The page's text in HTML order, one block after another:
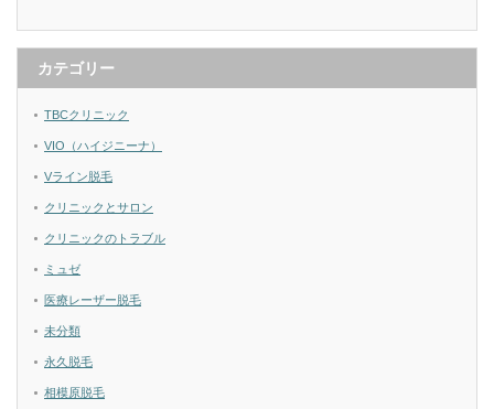
カテゴリー
TBCクリニック
VIO（ハイジニーナ）
Vライン脱毛
クリニックとサロン
クリニックのトラブル
ミュゼ
医療レーザー脱毛
未分類
永久脱毛
相模原脱毛